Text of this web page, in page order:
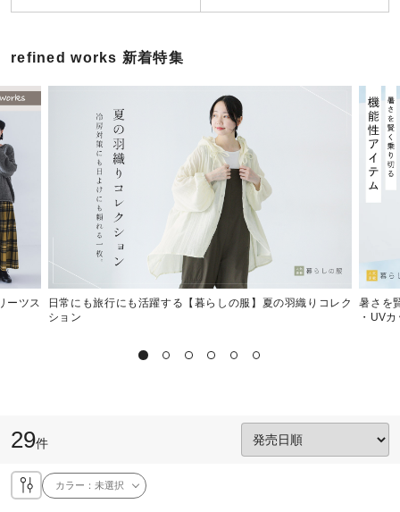
refined works 新着特集
ーツス
日常にも旅行にも活躍する【暮らしの服】夏の羽織りコレク
ション
暑さを
・UV
29件
カラー：未選択